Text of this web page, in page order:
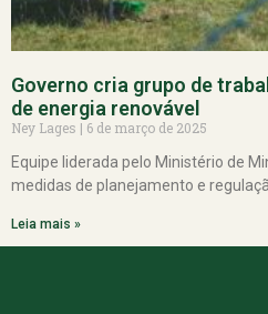
Governo cria grupo de
de energia renovável
Ney Lages
6 de março de 2025
Equipe liderada pelo Ministério de
medidas de planejamento e
Leia mais »